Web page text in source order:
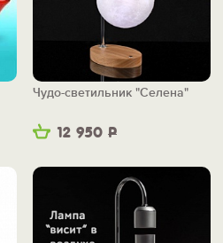
12 950 Р
Чудо-светильник "Селена"